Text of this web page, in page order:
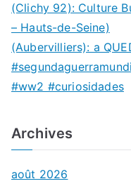
(Clichy 92): Culture
– Hauts-de-Seine)
(Aubervilliers): a
#ww2 #curiosidades
Archives
août 2026